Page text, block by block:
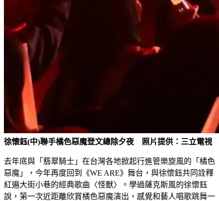
徐懷鈺(中)聯手橘色惡魔登文總除夕夜 照片提供：三立電視
去年底與「翡翠騎士」在台灣各地掀起行進管樂旋風的「橘色
惡魔」，今年再度回到《WE ARE》舞台，與徐懷鈺共同詮釋
紅遍大街小巷的經典歌曲〈怪獸〉。學過薩克斯風的徐懷鈺
說，第一次近距離欣賞橘色惡魔演出，感覺和藝人唱歌跳舞一